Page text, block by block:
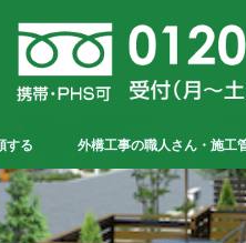
する 外構工事の職人さん・施工